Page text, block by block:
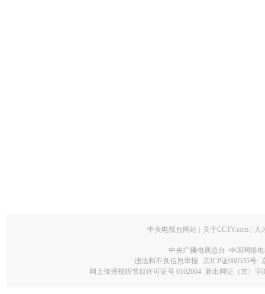
中央电视台网站 关于CCTV.com 人
中央广播电视总台 中国网络
违法和不良信息举报
京ICP证060535号
网上传播视听节目许可证号 0102004 新出网证（京）